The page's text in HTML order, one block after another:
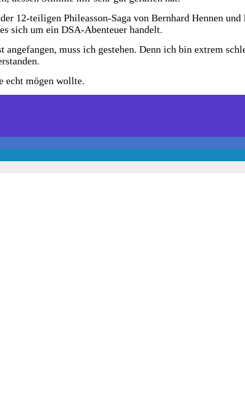
12-teiligen Phileasson-Saga von Bernhard Hennen
sich um ein DSA-Abenteuer handelt.
muss ich gestehen. Denn ich bin extrem
echt mögen wollte.